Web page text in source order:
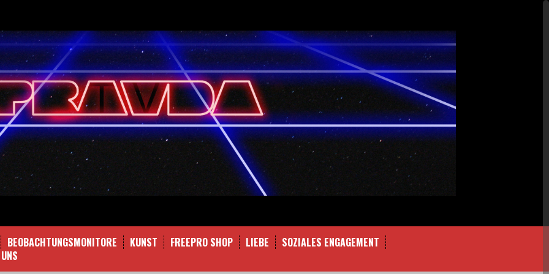
BEOBACHTUNGSMONITORE KUNST FREEPRO SHOP LIEBE
SOZIALES ENGAGEMENT